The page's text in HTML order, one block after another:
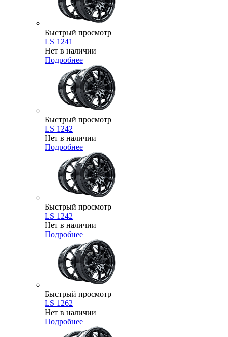
Быстрый просмотр
LS 1241
Нет в наличии
Подробнее
Быстрый просмотр
LS 1242
Нет в наличии
Подробнее
Быстрый просмотр
LS 1242
Нет в наличии
Подробнее
Быстрый просмотр
LS 1262
Нет в наличии
Подробнее